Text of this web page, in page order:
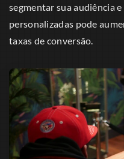
segmentar sua audiência
personalizadas pode
taxas de conversão.